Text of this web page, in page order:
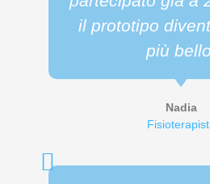
il prototipo
più
Nadia